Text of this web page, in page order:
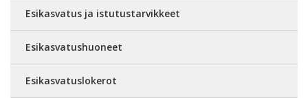
Esikasvatus ja istutustarvikkeet
Esikasvatushuoneet
Esikasvatuslokerot